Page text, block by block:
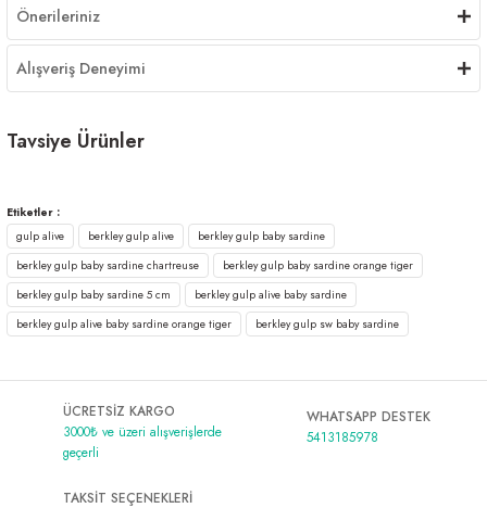
Önerileriniz
Alışveriş Deneyimi
Tavsiye Ürünler
1.100,00 ₺
Berkley Gulp! Alive!® Baby Sardine - Glow
Berkley Gulp! Alive!® Baby Sardine - Pearl White
Etiketler :
gulp alive
berkley gulp alive
berkley gulp baby sardine
berkley gulp baby sardine chartreuse
berkley gulp baby sardine orange tiger
berkley gulp baby sardine 5 cm
berkley gulp alive baby sardine
berkley gulp alive baby sardine orange tiger
berkley gulp sw baby sardine
ÜCRETSİZ KARGO
3000₺ ve üzeri alışverişlerde
geçerli
WHATSAPP DESTEK
5413185978
TAKSİT SEÇENEKLERİ